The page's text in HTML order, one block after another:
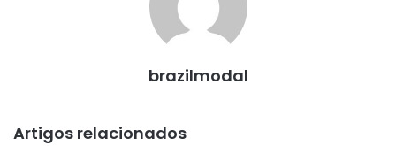
brazilmodal
Artigos relacionados